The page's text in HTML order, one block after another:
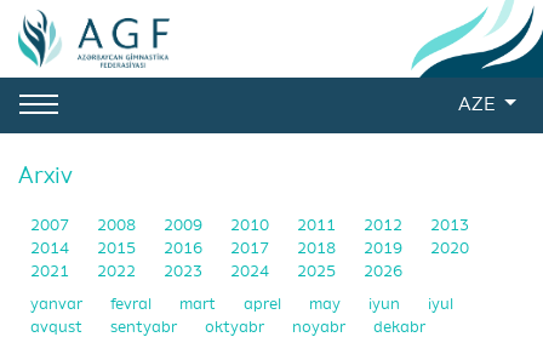
AZE
Arxiv
2007 2008 2009 2010 2011 2012
2013
2014
2015 2016 2017 2018 2019
2020
2021
2022 2023 2024 2025 2026
yanvar fevral mart aprel may iyun
iyul
avqust
sentyabr oktyabr noyabr dekabr